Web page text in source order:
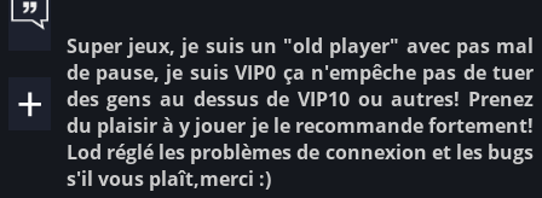
Super jeux, je suis un "old player" avec pas mal
de pause, je suis VIP0 ça n'empêche pas de tuer
des gens au dessus de VIP10 ou autres! Prenez
du plaisir à y jouer je le recommande fortement!
Lod réglé les problèmes de connexion et les bugs
s'il vous plaît,merci :)